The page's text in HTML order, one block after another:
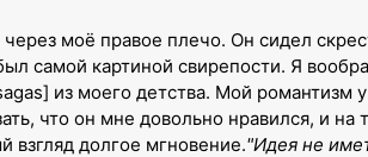
моё правое плечо. Он сидел
самой картиной свирепости. Я
из моего детства. Мой
что он мне довольно нравился, и
взгляд долгое мгновение."Идея не